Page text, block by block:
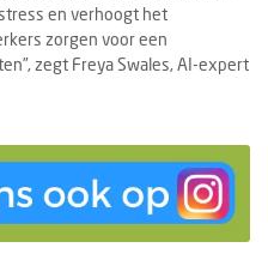
en verhoogt het
zorgen voor een
zegt Freya Swales, AI-expert